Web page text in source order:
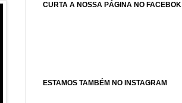
CURTA A NOSSA PÁGINA NO FACEBOK
ESTAMOS TAMBÉM NO INSTAGRAM